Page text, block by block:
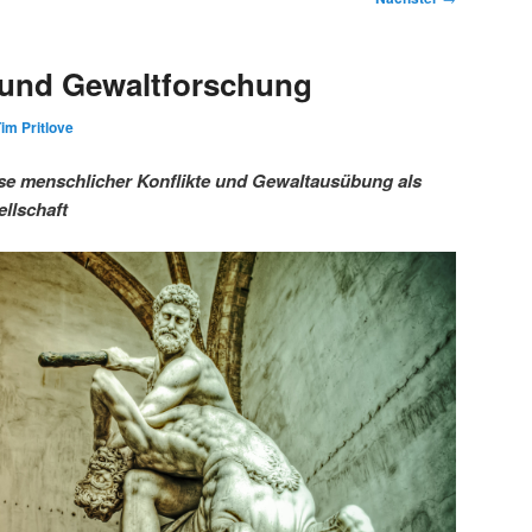
Gewaltforschung
Pritlove
menschlicher Konflikte und Gewaltausübung als